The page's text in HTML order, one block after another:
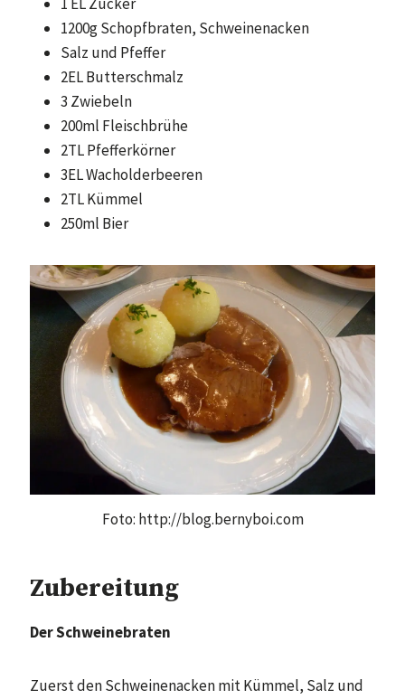
1200g Schopfbraten, Schweinenacken
Salz und Pfeffer
2EL Butterschmalz
3 Zwiebeln
200ml Fleischbrühe
2TL Pfefferkörner
3EL Wacholderbeeren
2TL Kümmel
250ml Bier
Foto: http://blog.bernyboi.com
Zubereitung
Der Schweinebraten
Zuerst den Schweinenacken mit Kümmel, Salz und